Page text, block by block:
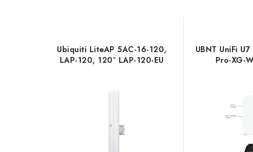
Ubiquiti LiteAP 5AC-16-120,
LAP-120, 120° LAP-120-EU
UBNT UniFi
Pro-XG-